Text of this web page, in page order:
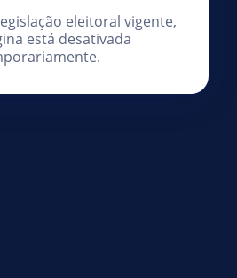
eleitoral vigente,
está desativada